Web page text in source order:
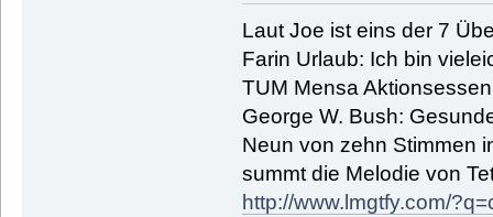
Laut Joe ist eins der 7
Farin Urlaub: Ich bin
TUM Mensa
George W. Bush:
Neun von zehn Stimmen
summt die Melodie von
http://www.lmgtfy.com/